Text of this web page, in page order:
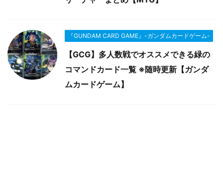
『GUNDAM CARD GAME』-ガンダムカードゲーム-
【GCG】多人数戦でオススメできる緑の
コマンドカード一覧 ※随時更新【ガンダ
ムカードゲーム】